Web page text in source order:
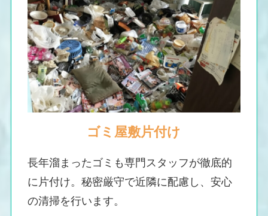
ゴミ屋敷片付け
長年溜まったゴミも専門スタッフが徹底的
に片付け。秘密厳守で近隣に配慮し、安心
の清掃を行います。